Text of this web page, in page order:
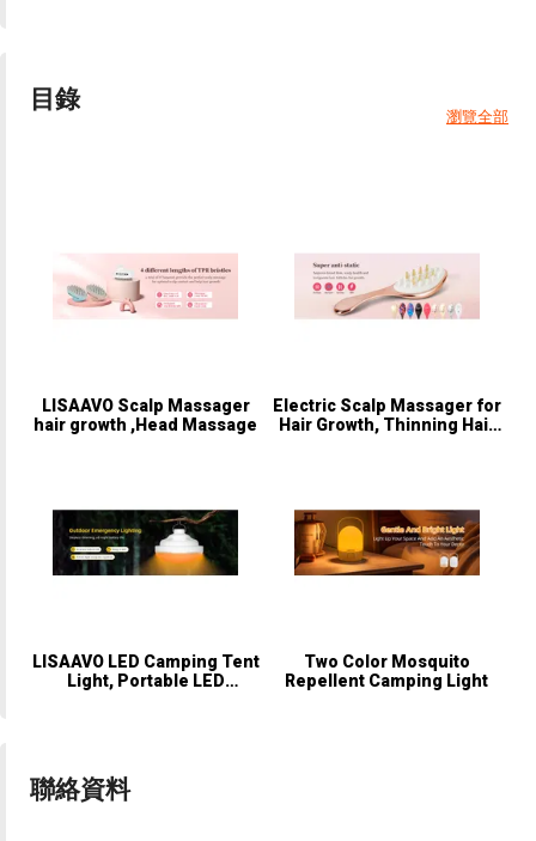
目錄
瀏覽全部
LISAAVO Scalp Massager
hair growth ,Head Massage
Electric Scalp Massager for
Hair Growth, Thinning Hair
LISAAVO LED Camping Tent
Light, Portable LED
Two Color Mosquito
Repellent Camping Light
聯絡資料